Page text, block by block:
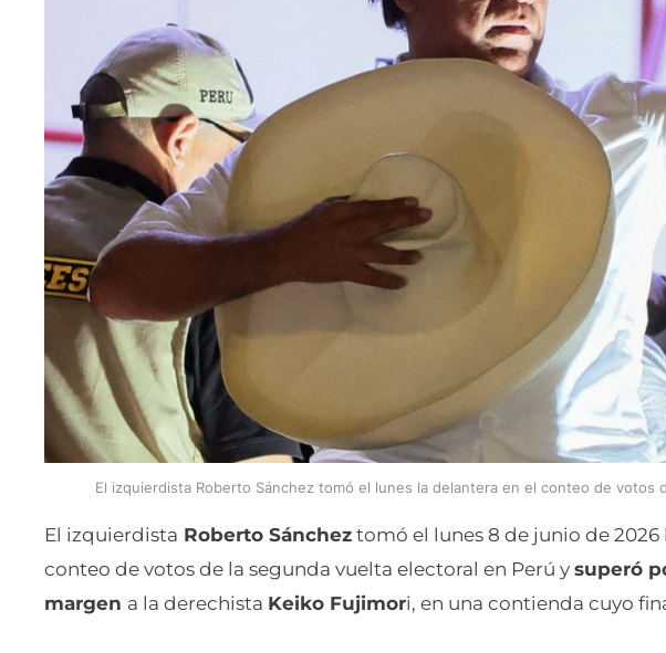
El izquierdista Roberto Sánchez tomó el lunes la delantera en el conteo de votos
El izquierdista Roberto Sánchez tomó el lunes 8 de junio de 2026
conteo de votos de la segunda vuelta electoral en Perú y superó
margen a la derechista Keiko Fujimori, en una contienda cuyo